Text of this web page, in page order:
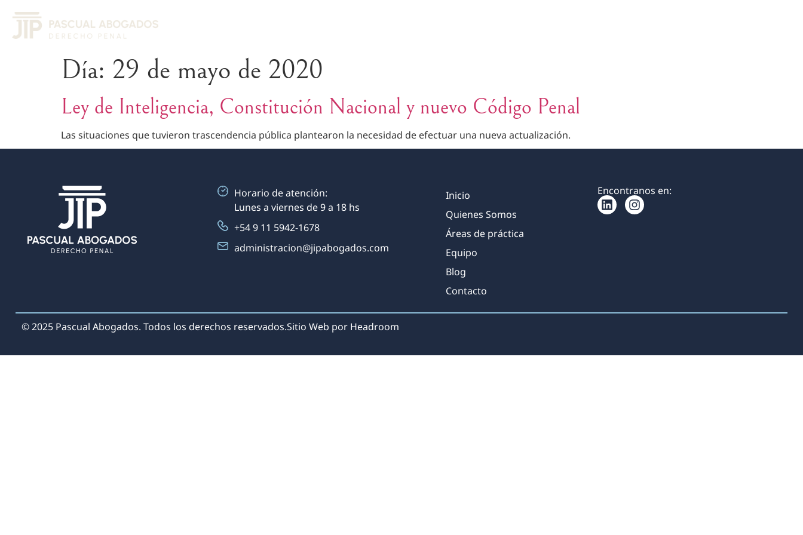
Día: 29 de mayo de 2020
Ley de Inteligencia, Constitución Nacional y nuevo Código Penal
Las situaciones que tuvieron trascendencia pública plantearon la necesidad de efectuar una nueva actualización.
Horario de atención:
Lunes a viernes de 9 a 18 hs
+54 9 11 5942-1678
administracion@jipabogados.com
Inicio
Quienes Somos
Áreas de práctica
Equipo
Blog
Contacto
Encontranos en:
© 2025 Pascual Abogados. Todos los derechos reservados.Sitio Web por Headroom